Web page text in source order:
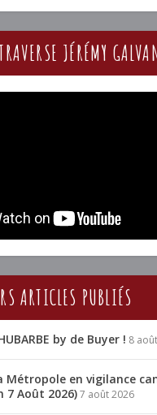
JÉRÉMY
ARTICLES PUBLIÉS
by de Buyer ! 8
Métropole en vigilance
7 Août 2026) 7 août 2026